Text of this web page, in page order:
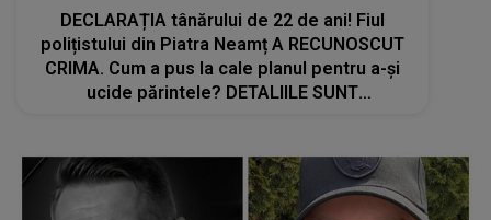
DECLARAȚIA tânărului de 22 de ani! Fiul
polițistului din Piatra Neamț A RECUNOSCUT
CRIMA. Cum a pus la cale planul pentru a-și
ucide părintele? DETALIILE SUNT